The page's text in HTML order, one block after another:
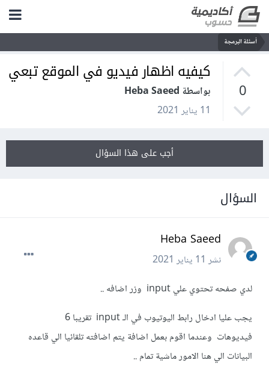
أسئلة البرمجة
0
كيفيه اظهار فيديو في الموقع تبعي
بواسطة Heba Saeed
11 يناير 2021
أجب على هذا السؤال
السؤال
Heba Saeed
نشر11 يناير 2021
لدي صفحه تحتوي علي input وزر اضافه ..
يجب عليا ادخال رابط اليوتيوب في الـ input تقريبا 6
فيديوهات وعندما اقوم بعمل اضافة يتم اضافته تلقائيا الي قاعده
البيانات الي هنا الامور ماشية تمام ..